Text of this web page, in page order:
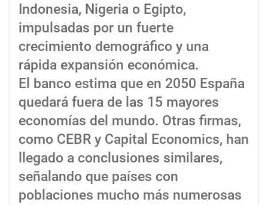
Indonesia, Nigeria o Egipto,
impulsadas por un fuerte
crecimiento demográfico y una
rápida expansión económica.
El banco estima que en 2050 España
quedará fuera de las 15 mayores
economías del mundo. Otras firmas,
como CEBR y Capital Economics, han
llegado a conclusiones similares,
señalando que países con
poblaciones mucho más numerosas